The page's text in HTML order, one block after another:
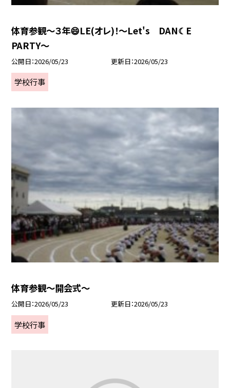
体育参観～３年😄LE(オレ)！～Let's DAN☾E
PARTY～
公開日 2026/05/23 更新日 2026/05/23
学校行事
体育参観～開会式～
公開日 2026/05/23 更新日 2026/05/23
学校行事